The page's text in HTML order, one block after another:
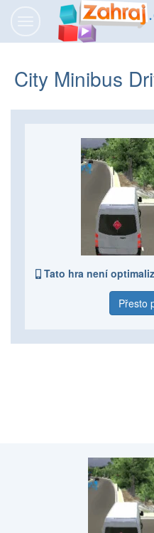
City Minibus
Tato hra není
Přesto